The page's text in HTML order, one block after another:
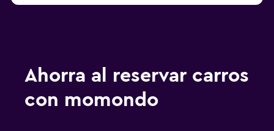
Ahorra al reservar carros
con momondo